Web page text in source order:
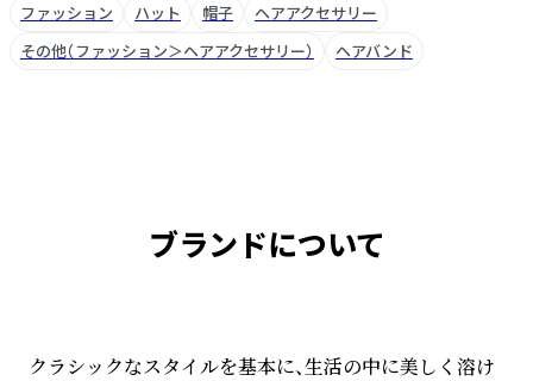
ファッション ハット 帽子
ヘアアクセサリー
その他（ファッション＞ヘアアクセサリー）
ヘアバンド
ブランドについて
クラシックなスタイルを基本に、生活の中に美しく溶け